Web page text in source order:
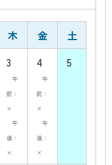
木 金
土
3
午
前：
×
午
後：
×
4
午
前：
×
午
後：
×
5